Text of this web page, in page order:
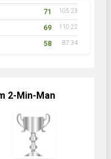
71 105:23
69 110:22
58 87:34
2-Min-Man